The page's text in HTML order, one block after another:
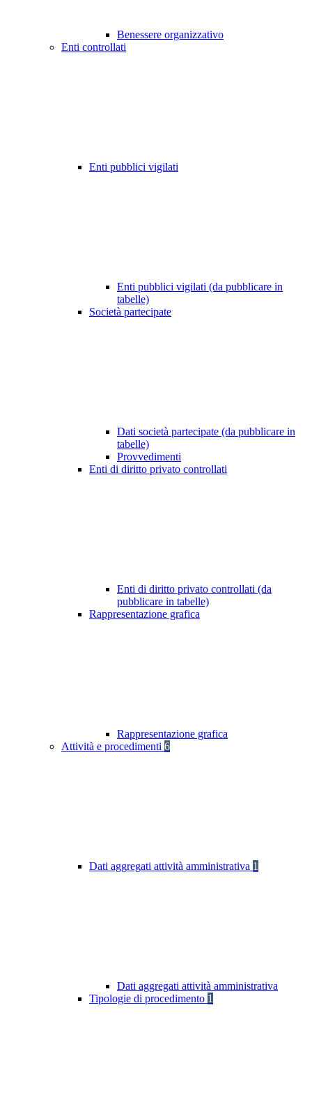
Benessere organizzativo
Enti controllati
Enti pubblici vigilati
Enti pubblici vigilati (da pubblicare in
tabelle)
Società partecipate
Dati società partecipate (da pubblicare in
tabelle)
Provvedimenti
Enti di diritto privato controllati
Enti di diritto privato controllati (da
pubblicare in tabelle)
Rappresentazione grafica
Rappresentazione grafica
Attività e procedimenti 6
Dati aggregati attività amministrativa 1
Dati aggregati attività amministrativa
Tipologie di procedimento 1